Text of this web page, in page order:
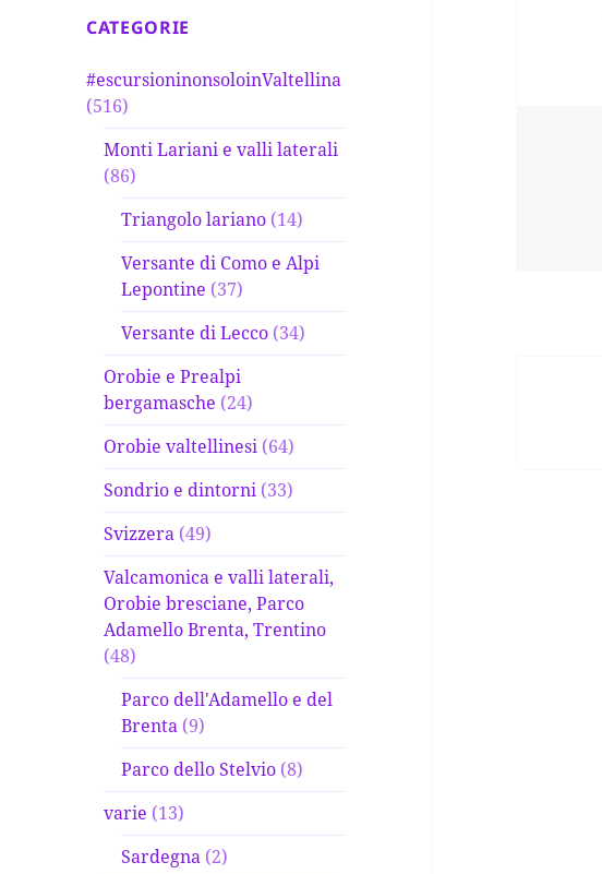
CATEGORIE
#escursioninonsoloinValtellina
(516)
Monti Lariani e valli laterali
(86)
Triangolo lariano (14)
Versante di Como e Alpi
Lepontine (37)
Versante di Lecco (34)
Orobie e Prealpi
bergamasche (24)
Orobie valtellinesi (64)
Sondrio e dintorni (33)
Svizzera (49)
Valcamonica e valli laterali,
Orobie bresciane, Parco
Adamello Brenta, Trentino
(48)
Parco dell'Adamello e del
Brenta (9)
Parco dello Stelvio (8)
varie (13)
Sardegna (2)